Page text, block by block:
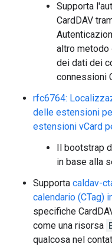
Supporta
CardDAV
altro metodo
dei dati dei
connessioni
rfc6764:
delle estensioni
estensioni vCard
Il bootstrap
in base alla
Supporta caldav-
calendario (CTag)
specifiche
come una risorsa
qualcosa nel